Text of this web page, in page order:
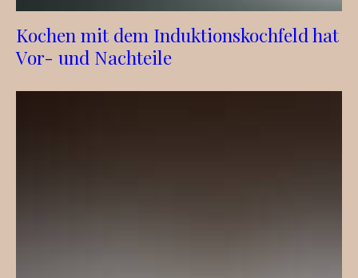
Kochen mit dem Induktionskochfeld hat
Vor- und Nachteile